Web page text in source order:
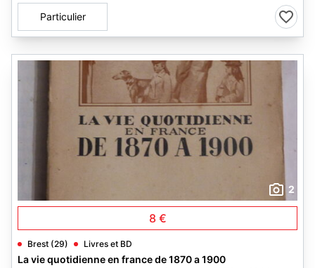
Particulier
2
8 €
Brest (29) Livres et BD
La vie quotidienne en france de 1870 a 1900